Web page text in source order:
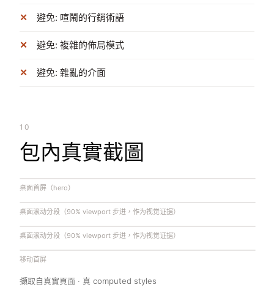
避免: 喧鬧的行銷術語
避免: 複雜的佈局模式
避免: 雜亂的介面
10
包內真實截圖
桌面首屏（hero）
桌面滚动分段（90% viewport 步进，作为视觉证据）
桌面滚动分段（90% viewport 步进，作为视觉证据）
移动首屏
擷取自真實頁面 · 真 computed styles